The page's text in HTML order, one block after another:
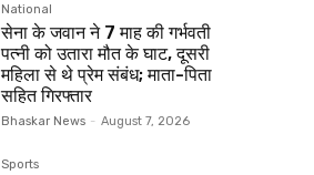
National
सेना के जवान ने 7 माह की गर्भवती
पत्नी को उतारा मौत के घाट, दूसरी
महिला से थे प्रेम संबंध; माता-पिता
सहित गिरफ्तार
Bhaskar News - August 7, 2026
Sports